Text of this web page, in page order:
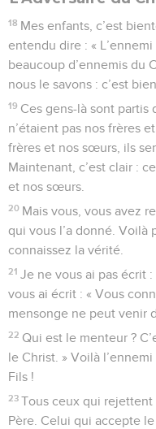
18 Mes enfants, c’est
entendu dire : «
beaucoup d’ennemis du
nous le savons : c’est
19 Ces gens-là sont partis
n’étaient pas nos frères
frères et nos sœurs, ils
Maintenant, c’est clair :
et nos sœurs.
20 Mais vous, vous avez
qui vous l’a donné. Voilà
connaissez la vérité.
21 Je ne vous ai pas écrit
vous ai écrit : « Vous
mensonge ne peut venir
22 Qui est le menteur ?
le Christ. » Voilà
Fils !
23 Tous ceux qui
Père. Celui qui accepte